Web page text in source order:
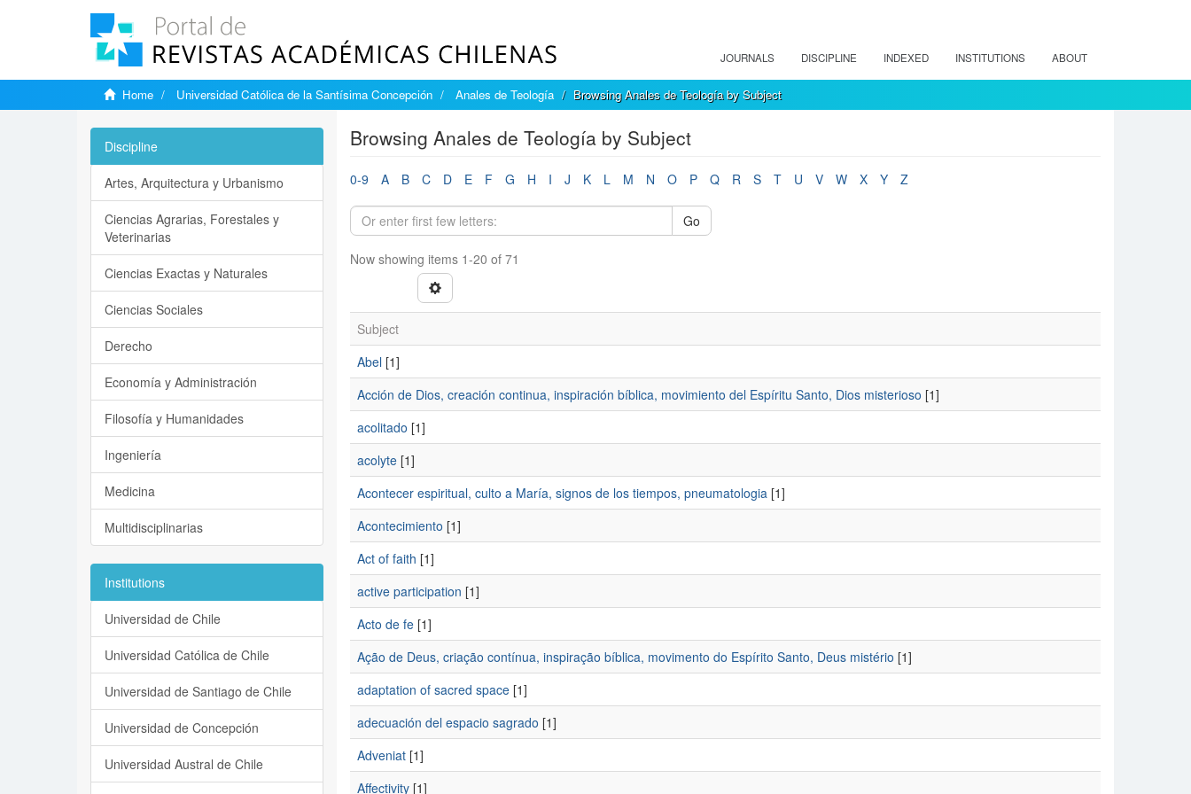
JOURNALS DISCIPLINE INDEXED INSTITUTIONS ABOUT
Home Universidad Católica de la Santísima Concepción Anales de Teología Browsing Anales de Teología by Subject
Browsing Anales de Teología by Subject
0-9 A B C D E F G H I J K L M N O P Q R S T U V W X Y Z
Go
Now showing items 1-20 of 71
Subject
Abel[1]
Acción de Dios, creación continua, inspiración bíblica, movimiento del Espíritu Santo, Dios misterioso [1]
acolitado [1]
acolyte[1]
Acontecer espiritual, culto a María, signos de los tiempos, pneumatologia[1]
Acontecimiento [1]
Act of faith [1]
active participation [1]
Acto de fe[1]
Ação de Deus, criação contínua, inspiração bíblica, movimento do Espírito Santo, Deus mistério [1]
adaptation of sacred space[1]
adecuación del espacio sagrado [1]
Adveniat[1]
Affectivity[1]
Discipline
Artes, Arquitectura y Urbanismo
Ciencias Agrarias, Forestales y
Veterinarias
Ciencias Exactas y Naturales
Ciencias Sociales
Derecho
Economía y Administración
Filosofía y Humanidades
Ingeniería
Medicina
Multidisciplinarias
Institutions
Universidad de Chile
Universidad Católica de Chile
Universidad de Santiago de Chile
Universidad de Concepción
Universidad Austral de Chile